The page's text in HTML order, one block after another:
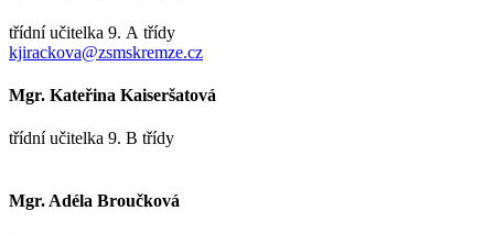
třídní učitelka 9. A třídy
kjirackova@zsmskremze.cz
Mgr. Kateřina Kaiseršatová
třídní učitelka 9. B třídy
Mgr. Adéla Broučková